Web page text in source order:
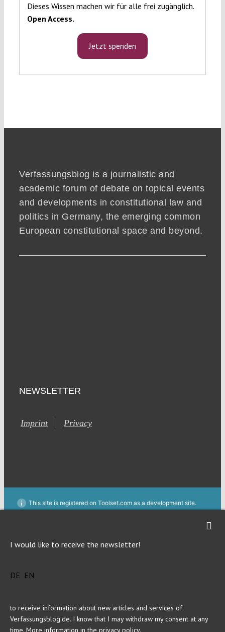
Dieses Wissen machen wir für alle frei zugänglich.
Open Access.
Jetzt spenden
Verfassungsblog is a journalistic and
academic forum of debate on topical events
and developments in constitutional law and
politics in Germany, the emerging common
European constitutional space and beyond.
NEWSLETTER
Imprint Privacy
I would like to receive the newsletter!
DE EN
to receive information about new articles and services of
Verfassungsblog.de. I know that I may withdraw my consent at any
time. More information inthe privacy policy.
This site is registered on Toolset.com as a development site.
Hidden label
Hidden label
Hidden label
Hidden label